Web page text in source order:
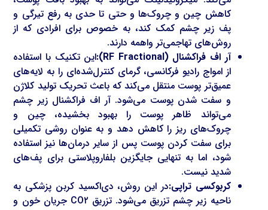
کاهش چین و چروک‌ها و حتی تا حدی به رفع تیرگی و
پف زیر چشم کمک کند، به خصوص برای افرادی که از
روش‌های تهاجمی‌تر واهمه دارند.
آر اف فراکشنال (RF Fractional):
این تکنیک با استفاده
از امواج رادیو فرکانسی، گرمای کنترل‌شده‌ای را به لایه‌های
عمیق‌تر پوست منتقل می‌کند که باعث تحریک تولید کلاژن
و سفت شدن پوست می‌شود. آر اف فراکشنال زیر چشم
می‌تواند ظاهر پوست را بهبود بخشیده، چین و
چروک‌های ریز را کاهش دهد و به عنوان روشی تکمیلی
برای سفت کردن پوست پس از سایر درمان‌ها نیز استفاده
شود، اما به تنهایی جایگزین بلفاروپلاستی برای پف‌های
شدید نیست.
کربوکسی تراپی:در این روش، دی‌اکسید کربن پزشکی به
ناحیه زیر چشم تزریق می‌شود. تزریق CO۲ جریان خون و